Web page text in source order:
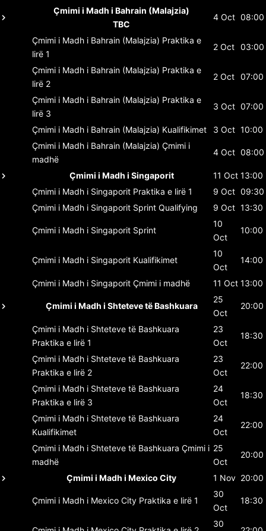
Çmimi i Madh i Bahrain (Malajzia)
TBC
4 Oct 08:00
Çmimi i Madh i Bahrain (Malajzia) Praktika e
lirë 1
2 Oct 03:00
Çmimi i Madh i Bahrain (Malajzia) Praktika e
lirë 2
2 Oct 07:00
Çmimi i Madh i Bahrain (Malajzia) Praktika e
lirë 3
3 Oct 07:00
Çmimi i Madh i Bahrain (Malajzia) Kualifikimet 3 Oct 10:00
Çmimi i Madh i Bahrain (Malajzia) Çmimi i
madhë
4 Oct 08:00
Çmimi i Madh i Singaporit 11 Oct 13:00
Çmimi i Madh i Singaporit Praktika e lirë 1 9 Oct 09:30
Çmimi i Madh i Singaporit Sprint Qualifying 9 Oct 13:30
Çmimi i Madh i Singaporit Sprint
10
Oct
10:00
Çmimi i Madh i Singaporit Kualifikimet
10
Oct
14:00
Çmimi i Madh i Singaporit Çmimi i madhë 11 Oct 13:00
Çmimi i Madh i Shteteve të Bashkuara
25
Oct
20:00
Çmimi i Madh i Shteteve të Bashkuara
Praktika e lirë 1
23
Oct
18:30
Çmimi i Madh i Shteteve të Bashkuara
Praktika e lirë 2
23
Oct
22:00
Çmimi i Madh i Shteteve të Bashkuara
Praktika e lirë 3
24
Oct
18:30
Çmimi i Madh i Shteteve të Bashkuara
Kualifikimet
24
Oct
22:00
Çmimi i Madh i Shteteve të Bashkuara Çmimi i
madhë
25
Oct
20:00
Çmimi i Madh i Mexico City 1 Nov 20:00
Çmimi i Madh i Mexico City Praktika e lirë 1
30
Oct
18:30
30